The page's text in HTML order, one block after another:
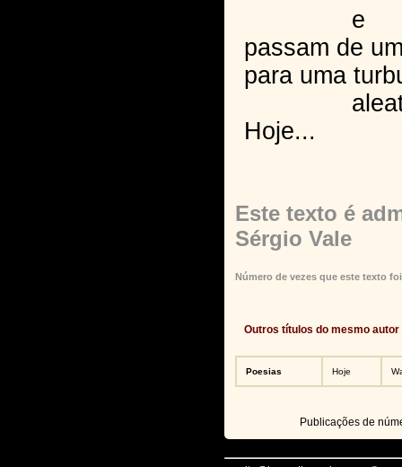
e
passam de
para uma
Hoje...
Este texto é
Sérgio Vale
Número de vezes que este texto
Outros títulos do mesmo autor
Poesias Hoje
Publicações de